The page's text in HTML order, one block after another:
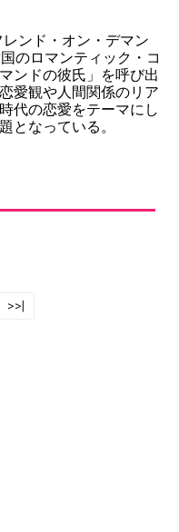
ンド・オン・デマン
のロマンティック・コ
ンドの彼氏」を呼び出
愛観や人間関係のリア
代の恋愛をテーマにし
となっている。
>>|